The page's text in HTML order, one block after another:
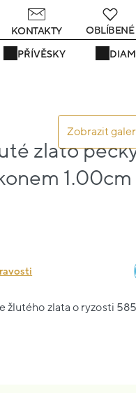
PŘÍVĚSKY
KONTAKTY OBLÍBENÉ
Zobrazit
zlato
1.00cm
žlutého zlata o ryzosti